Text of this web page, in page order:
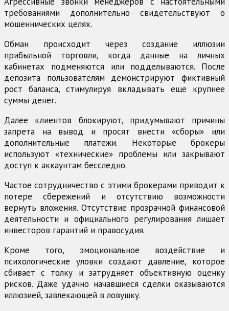
требованиями дополнительно свидетельствуют о
мошеннических целях.
Обман происходит через создание иллюзии
прибыльной торговли, когда данные на личных
кабинетах подменяются или подделываются. После
депозита пользователям демонстрируют фиктивный
рост баланса, стимулируя вкладывать еще крупнее
суммы денег.
Далее клиентов блокируют, придумывают причины
запрета на вывод и просят внести «сборы» или
дополнительные платежи. Некоторые брокеры
используют «технические» проблемы или закрывают
доступ к аккаунтам бесследно.
Частое сотрудничество с этими брокерами приводит к
потере сбережений и отсутствию возможности
вернуть вложения. Отсутствие прозрачной финансовой
деятельности и официального регулирования лишает
инвесторов гарантий и правосудия.
Кроме того, эмоциональное воздействие и
психологические уловки создают давление, которое
сбивает с толку и затрудняет объективную оценку
рисков. Даже удачно начавшиеся сделки оказываются
иллюзией, завлекающей в ловушку.